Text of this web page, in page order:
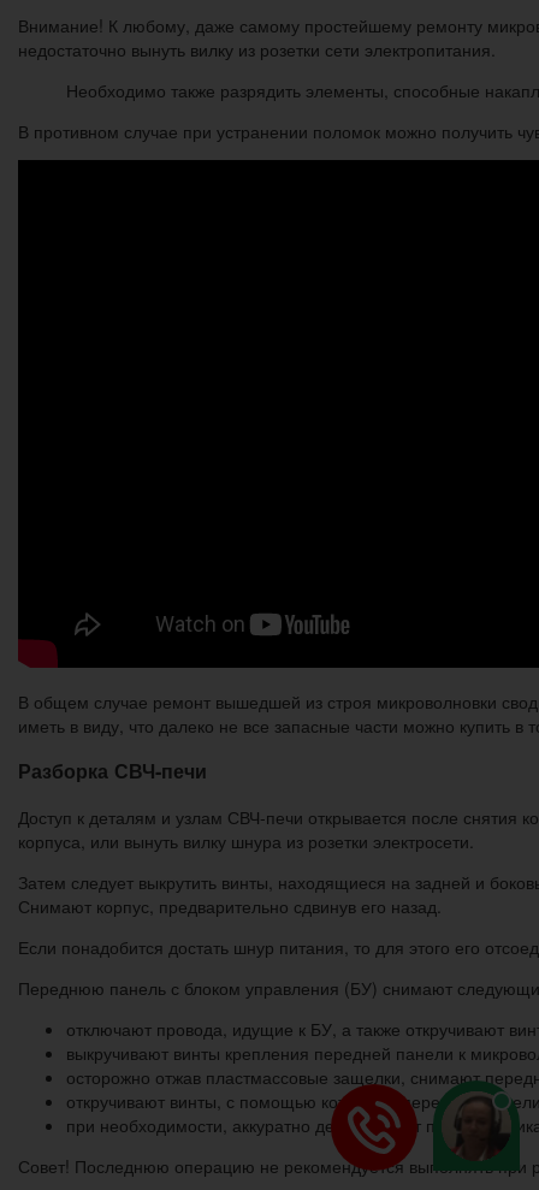
Внимание! К любому, даже самому простейшему ремонту
недостаточно вынуть вилку из розетки сети электропитания.
Необходимо также разрядить элементы, способные
В противном случае при устранении поломок можно получить
В общем случае ремонт вышедшей из строя микроволновки
иметь в виду, что далеко не все запасные части можно купить в
Разборка СВЧ-печи
Доступ к деталям и узлам СВЧ-печи открывается после снятия
корпуса, или вынуть вилку шнура из розетки электросети.
Затем следует выкрутить винты, находящиеся на задней и
Снимают корпус, предварительно сдвинув его назад.
Если понадобится достать шнур питания, то для этого его
Переднюю панель с блоком управления (БУ) снимают
отключают провода, идущие к БУ, а также откручивают
выкручивают винты крепления передней панели к
осторожно отжав пластмассовые защелки, снимают
откручивают винты, с помощью которых к передней
при необходимости, аккуратно демонтируют панель
Совет! Последнюю операцию не рекомендуется выполнять при